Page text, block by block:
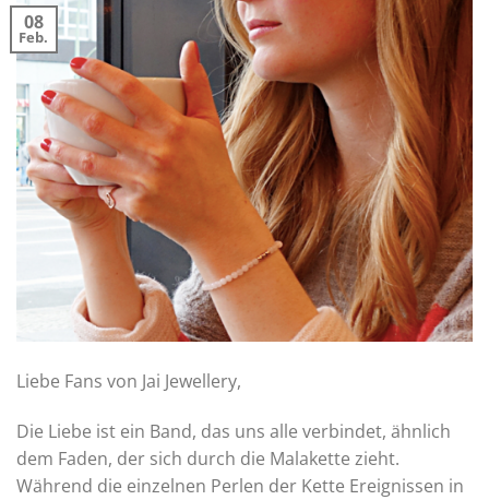
08
Feb.
Liebe Fans von Jai Jewellery,
Die Liebe ist ein Band, das uns alle verbindet, ähnlich
dem Faden, der sich durch die Malakette zieht.
Während die einzelnen Perlen der Kette Ereignissen in